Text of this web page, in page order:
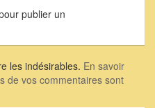
publier un
les indésirables. En savoir
de vos commentaires sont